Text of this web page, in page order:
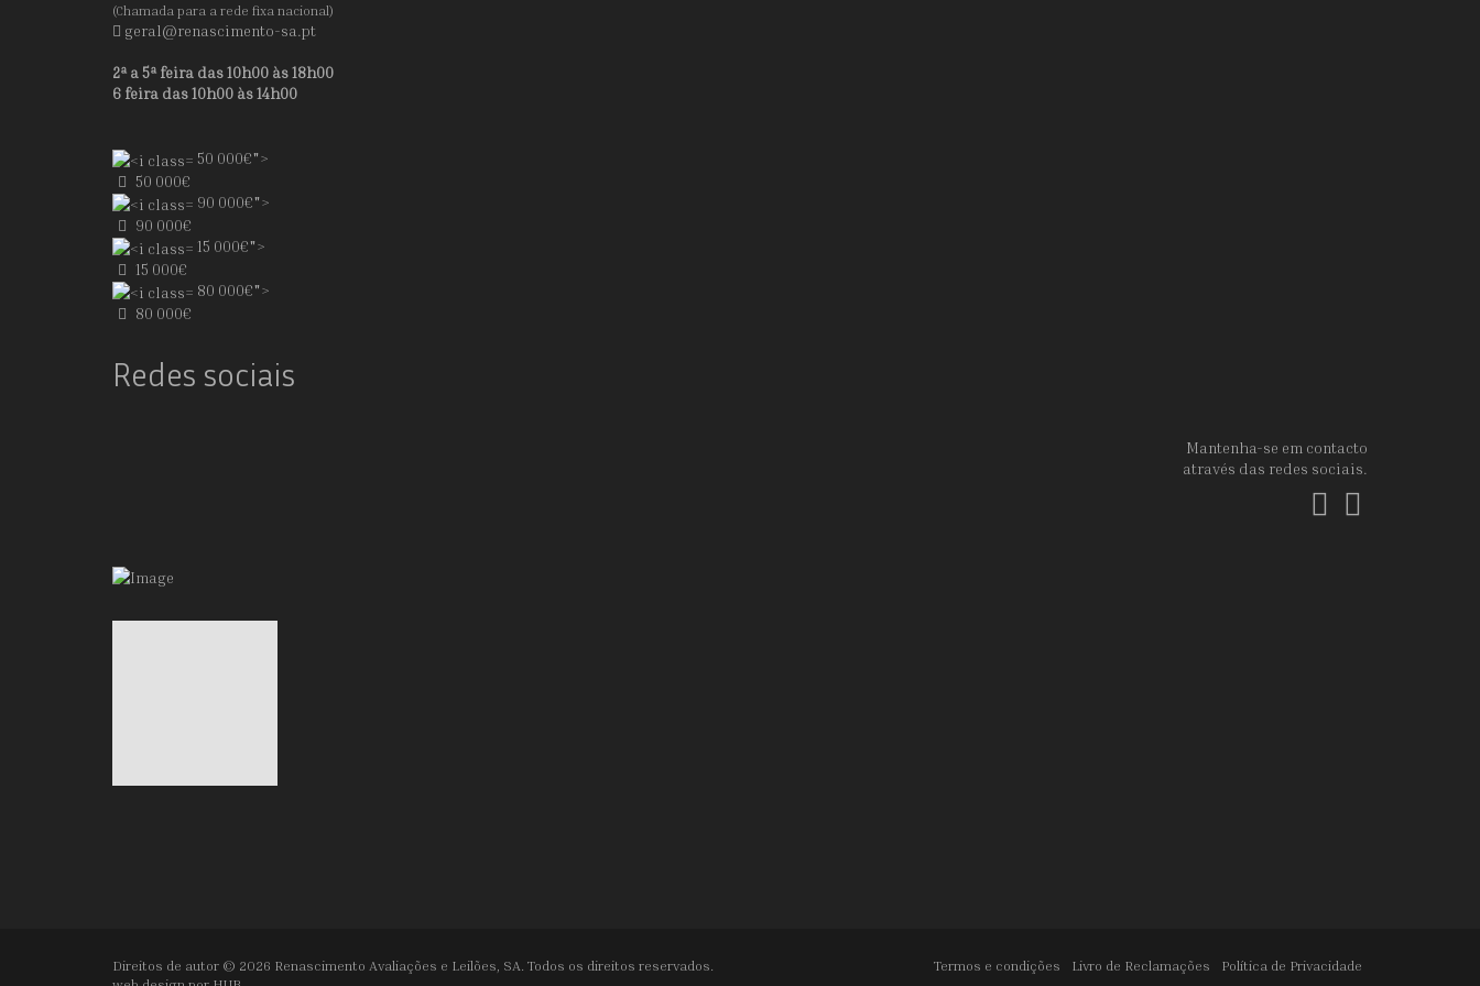
(Chamada para a rede fixa nacional)
geral@renascimento-sa.pt
2ª a 5ª feira das 10h00 às 18h00
6 feira das 10h00 às 14h00
50 000€">
50 000€
90 000€">
90 000€
15 000€">
15 000€
80 000€">
80 000€
Redes sociais
Mantenha-se em contacto
através das redes sociais.
Facebook
Direitos de autor © 2026 Renascimento Avaliações e Leilões, SA. Todos os direitos reservados.
Termos e condições Livro de Reclamações Política de Privacidade